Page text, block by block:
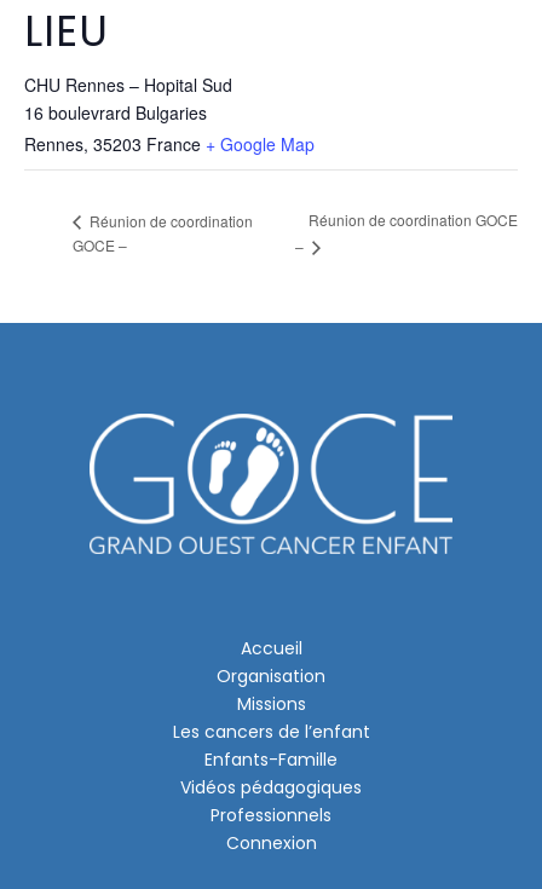
LIEU
CHU Rennes – Hopital Sud
16 boulevrard Bulgaries
Rennes, 35203 France + Google Map
Réunion de coordination
GOCE –
Réunion de coordination GOCE
–
Accueil
Organisation
Missions
Les cancers de l’enfant
Enfants-Famille
Vidéos pédagogiques
Professionnels
Connexion